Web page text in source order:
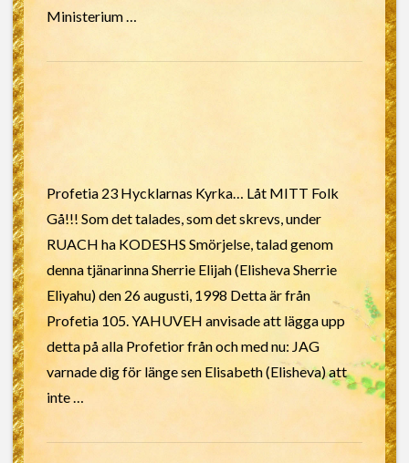
Ministerium …
Profetia 23 Hycklarnas Kyrka… Låt MITT Folk
Gå!!! Som det talades, som det skrevs, under
RUACH ha KODESHS Smörjelse, talad genom
denna tjänarinna Sherrie Elijah (Elisheva Sherrie
Eliyahu) den 26 augusti, 1998 Detta är från
Profetia 105. YAHUVEH anvisade att lägga upp
detta på alla Profetior från och med nu: JAG
varnade dig för länge sen Elisabeth (Elisheva) att
inte …